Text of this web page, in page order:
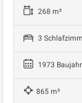
268 m²
3
1973 Baujahr
865 m²